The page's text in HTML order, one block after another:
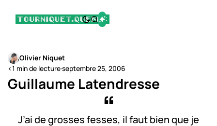
Olivier Niquet
<1 min de lecture·septembre 25, 2006
Guillaume Latendresse
J’ai de grosses fesses, il faut bien que je